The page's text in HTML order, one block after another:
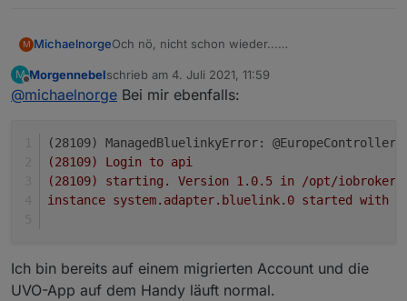
M MichaelnorgeOch nö, nicht schon wieder...
M
Offline
Morgennebelschrieb am 4. Juli 2021, 11:59
zuletzt editiert von
@michaelnorge Bei mir ebenfalls:
(28109) ManagedBluelinkyError:
(28109) Login to api
(28109) starting. Version 1.0.5 in /opt/iobroker/
instance system.adapter.bluelink.0 started with
Ich bin bereits auf einem migrierten Account und die
UVO-App auf dem Handy läuft normal.